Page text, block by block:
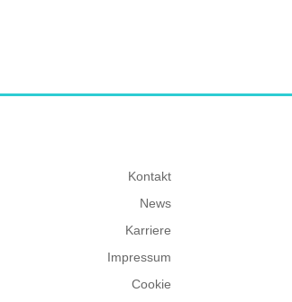
Kontakt
News
Karriere
Impressum
Cookie